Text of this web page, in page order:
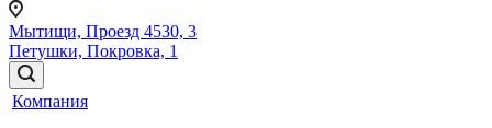
Мытищи, Проезд 4530, 3
Петушки, Покровка, 1
Компания